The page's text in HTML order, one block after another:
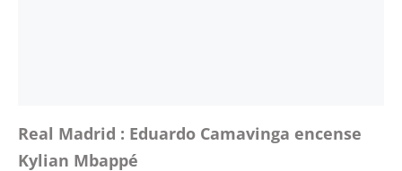
Real Madrid : Eduardo Camavinga encense
Kylian Mbappé